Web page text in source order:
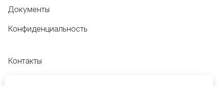
Документы
Конфиденциальность
Контакты